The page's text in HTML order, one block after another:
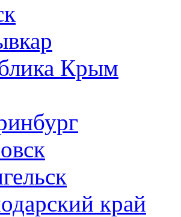
Крым
край